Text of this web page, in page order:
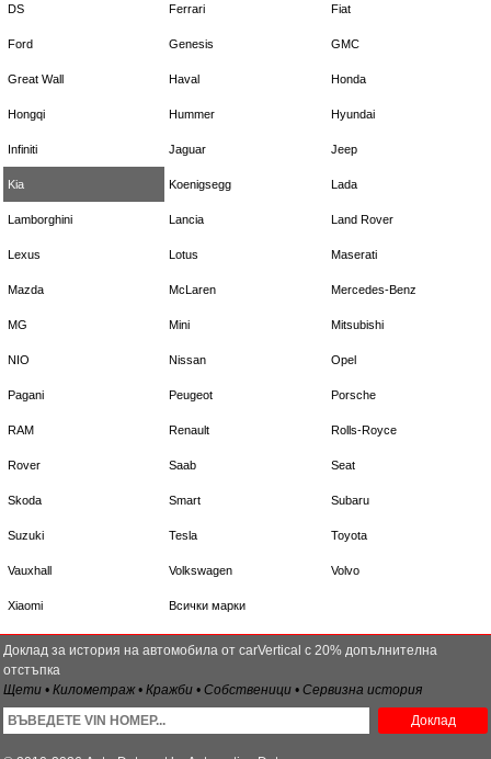
DS Ferrari Fiat
Ford Genesis GMC
Great Wall Haval Honda
Hongqi Hummer Hyundai
Infiniti Jaguar Jeep
Kia Koenigsegg Lada
Lamborghini Lancia Land Rover
Lexus Lotus Maserati
Mazda McLaren Mercedes-Benz
MG Mini Mitsubishi
NIO Nissan Opel
Pagani Peugeot Porsche
RAM Renault Rolls-Royce
Rover Saab Seat
Skoda Smart Subaru
Suzuki Tesla Toyota
Vauxhall Volkswagen Volvo
Xiaomi Всички марки
Доклад за история на автомобила от carVertical с 20% допълнителна
отстъпка
Щети • Километраж • Кражби • Собственици • Сервизна история
Доклад